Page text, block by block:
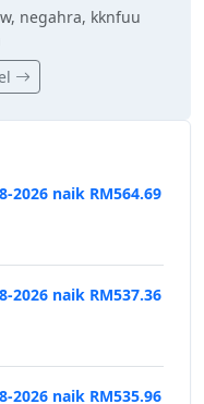
negahra, kknfuu
2026 naik RM564.69
2026 naik RM537.36
2026 naik RM535.96